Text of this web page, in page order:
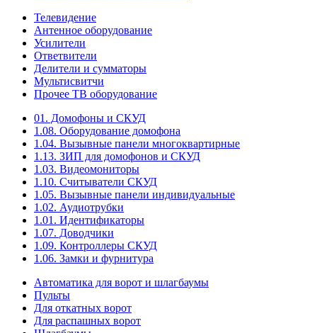
Телевидение
Антенное оборудование
Усилители
Ответвители
Делители и сумматоры
Мультисвитчи
Прочее ТВ оборудование
01. Домофоны и СКУД
1.08. Оборудование домофона
1.04. Вызывные панели многоквартирные
1.13. ЗИП для домофонов и СКУД
1.03. Видеомониторы
1.10. Считыватели СКУД
1.05. Вызывные панели индивидуальные
1.02. Аудиотрубки
1.01. Идентификаторы
1.07. Доводчики
1.09. Контроллеры СКУД
1.06. Замки и фурнитура
Автоматика для ворот и шлагбаумы
Пульты
Для откатных ворот
Для распашных ворот